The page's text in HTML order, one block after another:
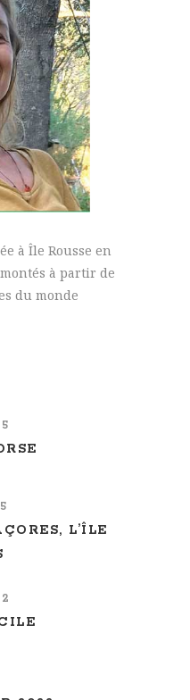
à Île Rousse en
à partir de
du monde
L’ÎLE